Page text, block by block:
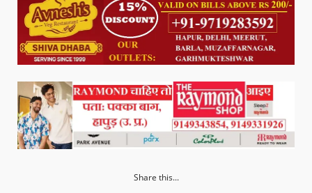
Share this...